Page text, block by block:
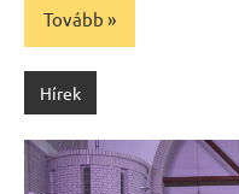
Tovább
Hírek